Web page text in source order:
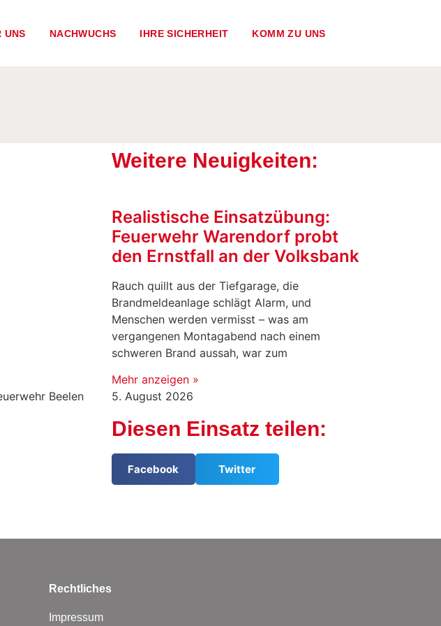
UNS NACHWUCHS IHRE SICHERHEIT KOMM ZU UNS
Beelen
Weitere Neuigkeiten:
Realistische Einsatzübung:
Feuerwehr Warendorf probt
den Ernstfall an der Volksbank
Rauch quillt aus der Tiefgarage, die
Brandmeldeanlage schlägt Alarm, und
Menschen werden vermisst – was am
vergangenen Montagabend nach einem
schweren Brand aussah, war zum
Mehr anzeigen »
5. August 2026
Diesen Einsatz teilen:
Facebook Twitter
Rechtliches
Impressum